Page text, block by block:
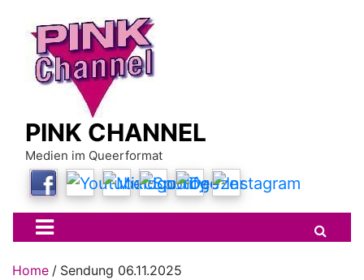
content
PINK CHANNEL
Medien im Queerformat
Home Sendung 06.11.2025